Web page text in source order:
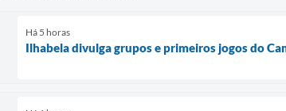
Há 5 horas
Ilhabela divulga grupos e primeiros jogos do